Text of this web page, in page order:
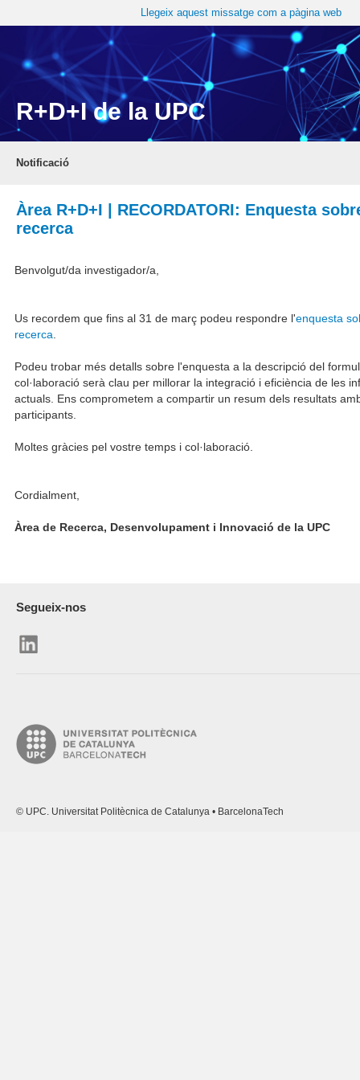
Llegeix aquest missatge com a pàgina web
R+D+I de la UPC
Notificació
Àrea R+D+I | RECORDATORI: Enquesta
recerca
Benvolgut/da investigador/a,
Us recordem que fins al 31 de març podeu respondre l'enquesta
recerca
Podeu trobar més detalls sobre l'enquesta a la descripció del
col·laboració serà clau per millorar la integració i eficiència de les
actuals. Ens comprometem a compartir un resum dels resultats
participants.
Moltes gràcies pel vostre temps i col·laboració.
Cordialment,
Àrea de Recerca, Desenvolupament i Innovació de la UPC
Segueix-nos
© UPC. Universitat Politècnica de Catalunya • BarcelonaTech